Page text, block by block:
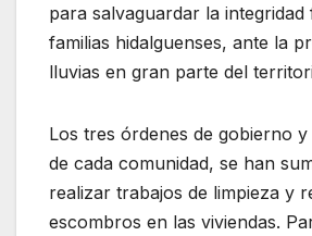
para salvaguardar la integridad
familias hidalguenses, ante la
lluvias en gran parte del
Los tres órdenes de gobierno
de cada comunidad, se han
realizar trabajos de limpieza y
escombros en las viviendas.